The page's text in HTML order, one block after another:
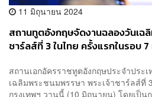
11 มิถุนายน 2024
สถานทูตอังกฤษจัดงานฉลองวันเฉ
ชาร์ลส์ที่ 3 ในไทย ครั้งแรกในรอบ
สถานเอกอัครราชทูตอังกฤษประจำประ
เฉลิมพระชนมพรรษา พระเจ้าชาร์ลส์
กรุงเทพฯ วานนี้ (10 มิถุนายน) โดยเป็น